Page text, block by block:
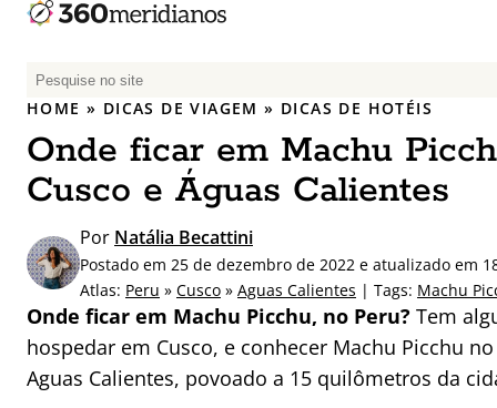
P
e
q
u
a
r
p
o
r
:
HOME » DICAS DE VIAGEM » DICAS DE HOTÉIS
Onde ficar em Machu
Cusco e Águas Calientes
Por Natália Becattini
Postado em 25 de dezembro de 2022 e atualizado em
Atlas: Peru » Cusco » Aguas Calientes | Tags: Machu
Onde ficar em Machu Picchu, no Peru? Tem
hospedar em Cusco, e conhecer Machu Picchu
Aguas Calientes, povoado a 15 quilômetros da